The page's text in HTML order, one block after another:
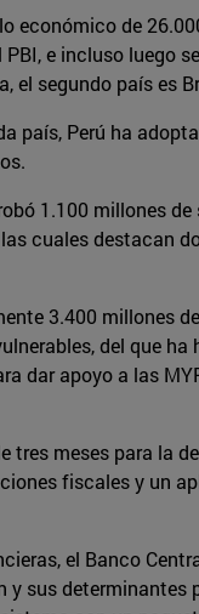
de
e incluso luego
segundo país es
país, Perú ha
1.100 millones
cuales destacan
3.400 millones
del que
dar apoyo a las
meses para la
fiscales y un
el Banco
sus